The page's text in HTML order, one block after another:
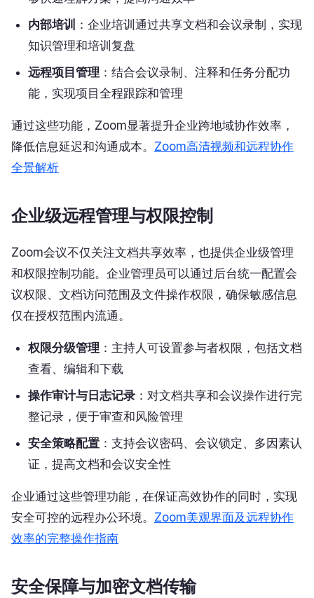
内部培训 ：企业培训通过共享文档和会议录制，实现
知识管理和培训复盘
远程项目管理 ：结合会议录制、注释和任务分配功
能，实现项目全程跟踪和管理
通过这些功能，Zoom显著提升企业跨地域协作效率，
降低信息延迟和沟通成本。 Zoom高清视频和远程协作
全景解析
企业级远程管理与权限控制
Zoom会议不仅关注文档共享效率，也提供企业级管理
和权限控制功能。企业管理员可以通过后台统一配置会
议权限、文档访问范围及文件操作权限，确保敏感信息
仅在授权范围内流通。
权限分级管理 ：主持人可设置参与者权限，包括文档
查看、编辑和下载
操作审计与日志记录 ：对文档共享和会议操作进行完
整记录，便于审查和风险管理
安全策略配置 ：支持会议密码、会议锁定、多因素认
证，提高文档和会议安全性
企业通过这些管理功能，在保证高效协作的同时，实现
安全可控的远程办公环境。 Zoom美观界面及远程协作
效率的完整操作指南
安全保障与加密文档传输